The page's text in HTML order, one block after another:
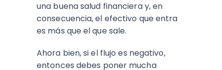
una buena salud financiera y, en
consecuencia, el efectivo que entra
es más que el que sale.
Ahora bien, si el flujo es negativo,
entonces debes poner mucha